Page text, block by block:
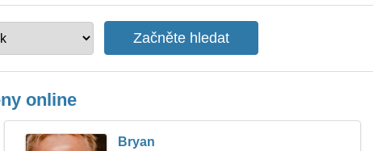
online
Bryan